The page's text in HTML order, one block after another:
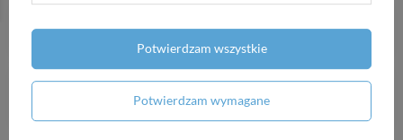
Wąż przyłączeniowy L-90 cm 1-2" GW-GZ z
uszczelką
13,24 zł / szt.
Potwierdzam wymagane
Potwierdzam wszystkie